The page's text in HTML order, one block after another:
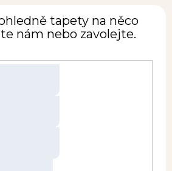
tapety na něco
nám nebo zavolejte.